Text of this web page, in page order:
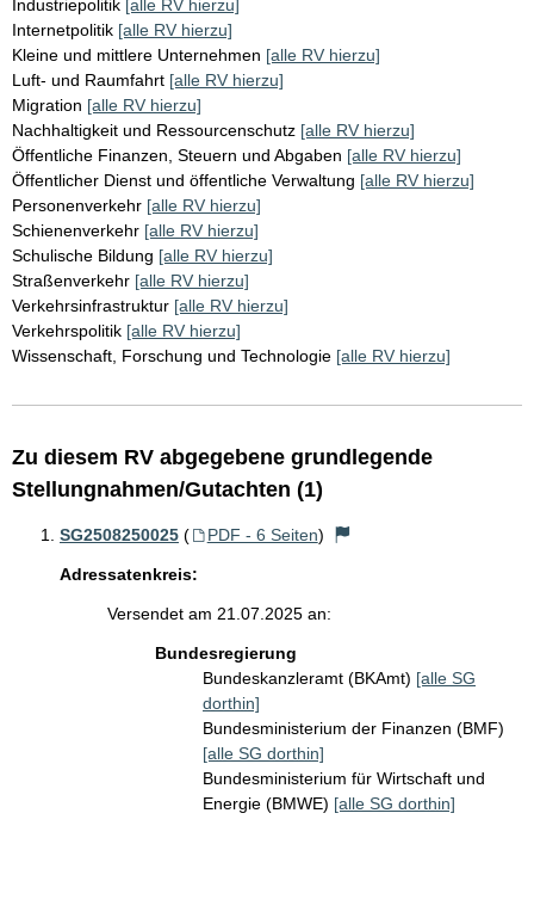
Industriepolitik [alle RV hierzu]
Internetpolitik [alle RV hierzu]
Kleine und mittlere Unternehmen [alle RV hierzu]
Luft- und Raumfahrt [alle RV hierzu]
Migration [alle RV hierzu]
Nachhaltigkeit und Ressourcenschutz [alle RV hierzu]
Öffentliche Finanzen, Steuern und Abgaben [alle RV hierzu]
Öffentlicher Dienst und öffentliche Verwaltung [alle RV hierzu]
Personenverkehr [alle RV hierzu]
Schienenverkehr [alle RV hierzu]
Schulische Bildung [alle RV hierzu]
Straßenverkehr [alle RV hierzu]
Verkehrsinfrastruktur [alle RV hierzu]
Verkehrspolitik [alle RV hierzu]
Wissenschaft, Forschung und Technologie [alle RV hierzu]
Zu diesem RV abgegebene grundlegende
Stellungnahmen/Gutachten (1)
SG2508250025 ( PDF - 6 Seiten)
Adressatenkreis:
Versendet am 21.07.2025 an:
Bundesregierung
Bundeskanzleramt (BKAmt) [alle SG
dorthin]
Bundesministerium der Finanzen (BMF)
[alle SG dorthin]
Bundesministerium für Wirtschaft und
Energie (BMWE) [alle SG dorthin]